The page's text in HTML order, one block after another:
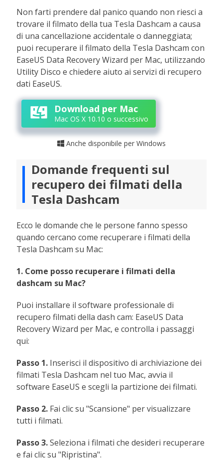
Non farti prendere dal panico quando non riesci a
trovare il filmato della tua Tesla Dashcam a causa
di una cancellazione accidentale o danneggiata;
puoi recuperare il filmato della Tesla Dashcam con
EaseUS Data Recovery Wizard per Mac, utilizzando
Utility Disco e chiedere aiuto ai servizi di recupero
dati EaseUS.
Download per Mac
Mac OS X 10.10 o successivo
 Anche disponibile per Windows
Domande frequenti sul
recupero dei filmati della
Tesla Dashcam
Ecco le domande che le persone fanno spesso
quando cercano come recuperare i filmati della
Tesla Dashcam su Mac:
1. Come posso recuperare i filmati della
dashcam su Mac?
Puoi installare il software professionale di
recupero filmati della dash cam: EaseUS Data
Recovery Wizard per Mac, e controlla i passaggi
qui:
Passo 1. Inserisci il dispositivo di archiviazione dei
filmati Tesla Dashcam nel tuo Mac, avvia il
software EaseUS e scegli la partizione dei filmati.
Passo 2. Fai clic su "Scansione" per visualizzare
tutti i filmati.
Passo 3.Seleziona i filmati che desideri recuperare
e fai clic su "Ripristina".